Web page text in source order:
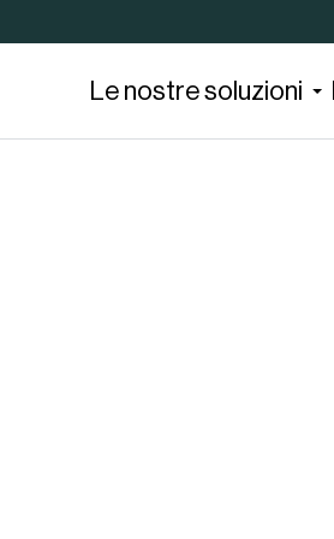
Le nostre soluzioni